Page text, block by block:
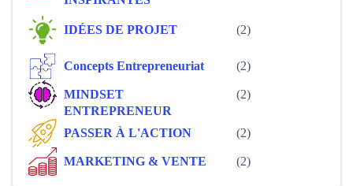
IDÉES DE PROJET (2)
Concepts Entrepreneuriat (2)
MINDSET
ENTREPRENEUR
(2)
PASSER À L'ACTION (2)
MARKETING & VENTE (2)